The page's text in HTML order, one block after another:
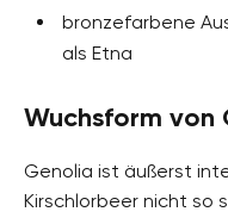
bronzefarbene
als Etna
Wuchsform von
Genolia ist äußerst
Kirschlorbeer nicht so